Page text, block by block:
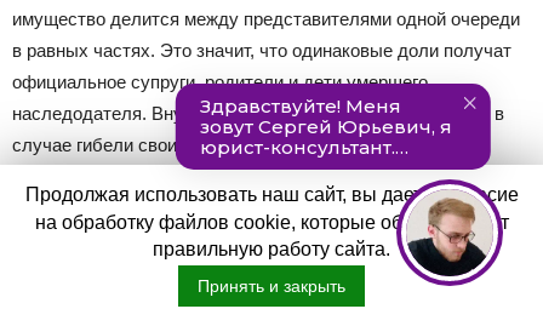
имущество делится между представителями одной очереди
в равных частях. Это значит, что одинаковые доли получат
официальное супруги, родители и дети умершего
наследодателя. Внуки претендуют на имущество только в
случае гибели своих родителей.
Дети получат долю имущества, которую оформил бы на себя
умерший родитель.
Пример наследования имущества внуком по закону:
Продолжая использовать наш сайт, вы даете согласие
на обработку файлов cookie, которые обеспечивают
правильную работу сайта.
Принять и закрыть